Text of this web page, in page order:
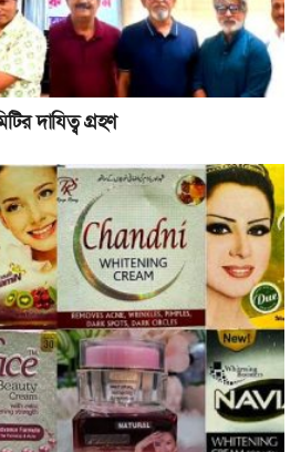
দাযিত্ব গ্রহণ